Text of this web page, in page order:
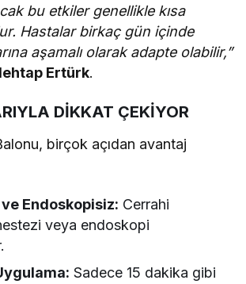
bu etkiler genellikle kısa
Hastalar birkaç gün içinde
aşamalı olarak adapte olabilir,”
Ertürk.
DİKKAT ÇEKİYOR
birçok açıdan avantaj
Endoskopisiz: Cerrahi
veya endoskopi
Sadece 15 dakika gibi